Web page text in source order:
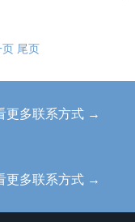
页 尾页
更多联系方式 →
更多联系方式 →